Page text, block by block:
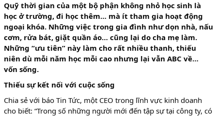
Quỹ thời gian của một bộ phận không nhỏ học sinh là
học ở trường, đi học thêm… mà ít tham gia hoạt động
ngoại khóa. Những việc trong gia đình như dọn nhà, nấu
cơm, rửa bát, giặt quần áo… cũng lại do cha mẹ làm.
Những “ưu tiên” này làm cho rất nhiều thanh, thiếu
niên dù mỗi năm học mỗi cao nhưng lại vẫn ABC về…
vốn sống.
Thiếu sự kết nối với cuộc sống
Chia sẻ với báo Tin Tức, một CEO trong lĩnh vực kinh doanh
cho biết: “Trong số những người mới đến tập sự tại công ty, có